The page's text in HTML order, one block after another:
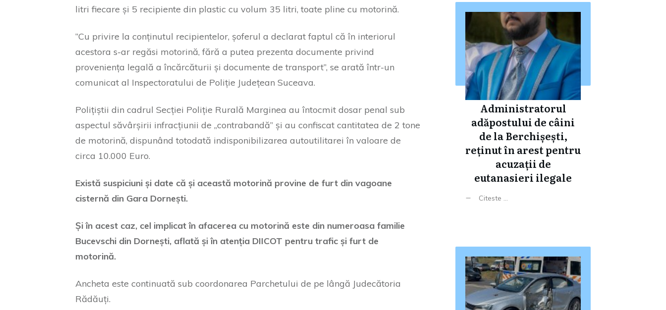
litri fiecare și 5 recipiente din plastic cu volum 35 litri, toate pline cu motorină.
”Cu privire la conținutul recipientelor, șoferul a declarat faptul că în interiorul
acestora s-ar regăsi motorină, fără a putea prezenta documente privind
proveniența legală a încărcăturii și documente de transport”, se arată într-un
comunicat al Inspectoratului de Poliție Județean Suceava.
Polițiștii din cadrul Secției Poliție Rurală Marginea au întocmit dosar penal sub
aspectul săvârșirii infracțiunii de ,,contrabandă” și au confiscat cantitatea de 2 tone
de motorină, dispunând totodată indisponibilizarea autoutilitarei în valoare de
circa 10.000 Euro.
Există suspiciuni și date că și această motorină provine de furt din vagoane
cisternă din Gara Dornești.
Și în acest caz, cel implicat în afacerea cu motorină este din numeroasa familie
Bucevschi din Dornești, aflată și în atenția DIICOT pentru trafic și furt de
motorină.
Ancheta este continuată sub coordonarea Parchetului de pe lângă Judecătoria
Rădăuți.
Administratorul
adăpostului de câini
de la Berchișești,
reținut în arest pentru
acuzații de
eutanasieri ilegale
Citeste ...